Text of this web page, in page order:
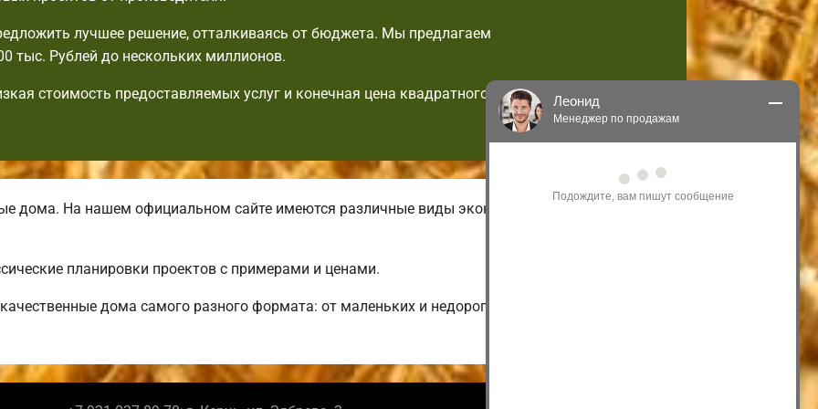
лучшее решение, отталкиваясь от бюджета. Мы предлагаем
тыс. Рублей до нескольких миллионов.
стоимость предоставляемых услуг и конечная цена квадратного
дома. На нашем официальном сайте имеются различные виды экономных малогабаритных
планировки проектов с примерами и ценами.
дома самого разного формата: от маленьких и недорогих до больших
Леонид
Менеджер по продажам
Здравствуйте! Я могу
проконсультировать Вас по нашим
акциям и проектам.